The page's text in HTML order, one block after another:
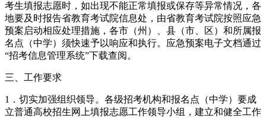
考生填报志愿时，如出现不能正常填报或保存等异常情况，各
地要及时报告省教育考试院信息处，由省教育考试院按照应急
预案启动相应处理措施，各市（州）、县（市、区）和所属报
名点（中学）须快速予以响应和执行。应急预案电子文档通过
“招考信息管理系统”下载查阅。
三、工作要求
1．切实加强组织领导。各级招考机构和报名点（中学）要成
立普通高校招生网上填报志愿工作领导小组，建立和健全工作